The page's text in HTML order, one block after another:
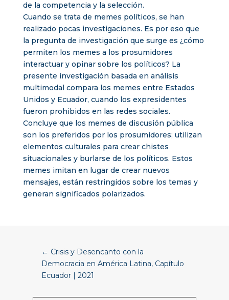
de la competencia y la selección.
Cuando se trata de memes políticos, se han
realizado pocas investigaciones. Es por eso que
la pregunta de investigación que surge es ¿cómo
permiten los memes a los prosumidores
interactuar y opinar sobre los políticos? La
presente investigación basada en análisis
multimodal compara los memes entre Estados
Unidos y Ecuador, cuando los expresidentes
fueron prohibidos en las redes sociales.
Concluye que los memes de discusión pública
son los preferidos por los prosumidores; utilizan
elementos culturales para crear chistes
situacionales y burlarse de los políticos. Estos
memes imitan en lugar de crear nuevos
mensajes, están restringidos sobre los temas y
generan significados polarizados.
← Crisis y Desencanto con la
Democracia en América Latina, Capítulo
Ecuador | 2021